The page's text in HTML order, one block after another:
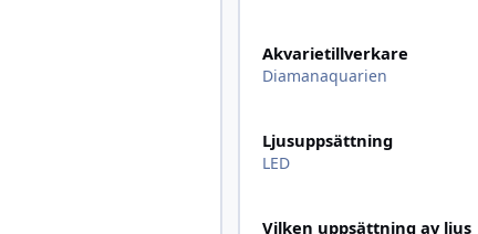
Akvarietillverkare
Diamanaquarien
Ljusuppsättning
LED
Vilken uppsättning av ljus